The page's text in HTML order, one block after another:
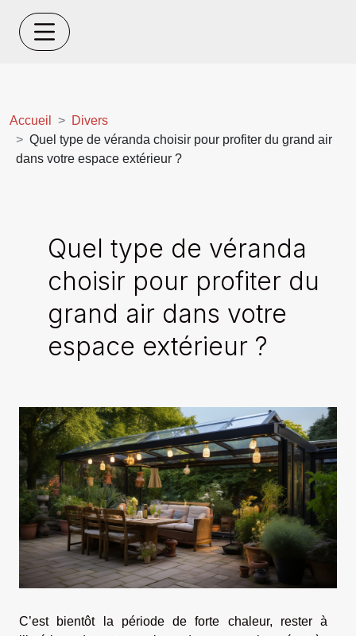
Accueil
Divers
Quel type de véranda choisir pour profiter du grand air
dans votre espace extérieur ?
Quel type de véranda
choisir pour profiter du
grand air dans votre
espace extérieur ?
C’est bientôt la période de forte chaleur, rester à